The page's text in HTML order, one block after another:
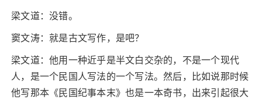
梁文道：没错。
窦文涛：就是古文写作，是吧？
梁文道：他用一种近乎是半文白交杂的，不是一个现代
人，是一个民国人写法的一个写法。然后，比如说那时候
他写那本《民国纪事本末》也是一本奇书，出来引起很大